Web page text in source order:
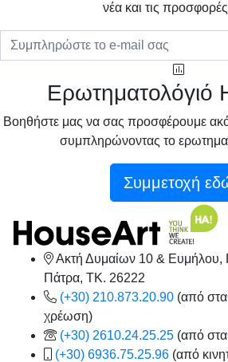
νέα και τις
Ερωτηματολόγιό
Βοηθήστε μας να σας προσφέρουμε
συμπληρώνοντας το
Συμμετοχή
Ακτή Δυμαίων 10 & Ευμήλου,
Πάτρα, TK. 26222
(+30) 210.873.20.90 (από
χρέωση)
(+30) 2610.24.25.25 (από
(+30) 6936.75.25.96 (από